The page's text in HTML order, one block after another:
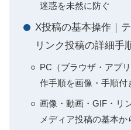
迷惑を未然に防ぐ
X投稿の基本操作｜
リンク投稿の詳細手
PC（ブラウザ・アプ
作手順を画像・手順付
画像・動画・GIF・リ
メディア投稿の基本